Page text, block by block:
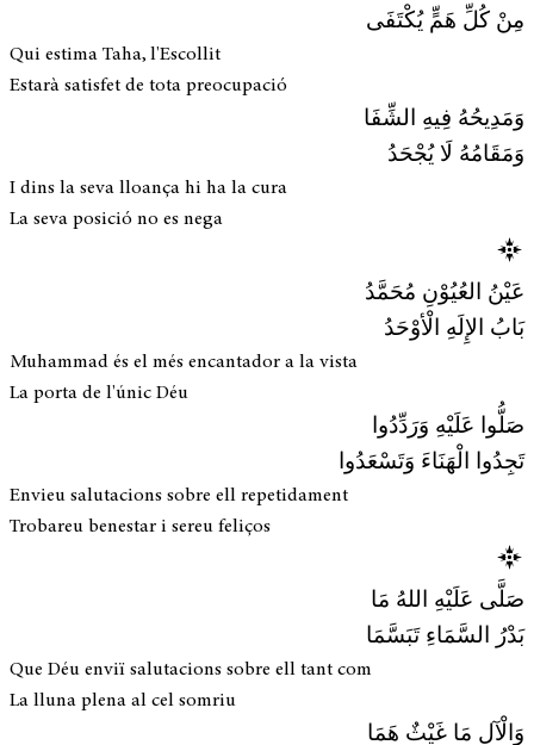
مِنْ كُلِّ هَمٍّ يُكْتَفَى
Qui estima Taha, l'Escollit
Estarà satisfet de tota preocupació
وَمَدِيحُهُ فِيهِ الشِّفَا
وَمَقَامُهُ لَا يُجْحَدُ
I dins la seva lloança hi ha la cura
La seva posició no es nega
عَيْنُ العُيُوْنِ مُحَمَّدُ
بَابُ الإِلَهِ الْأوْحَدُ
Muhammad és el més encantador a la vista
La porta de l'únic Déu
صَلُّوا عَلَيْهِ وَرَدِّدُوا
تَجِدُوا الْهَنَاءَ وَتَسْعَدُوا
Envieu salutacions sobre ell repetidament
Trobareu benestar i sereu feliços
صَلَّى عَلَيْهِ اللهُ مَا
بَدْرُ السَّمَاءِ تَبَسَّمَا
Que Déu enviï salutacions sobre ell tant com
La lluna plena al cel somriu
وَالْآلِ مَا غَيْثٌ هَمَا